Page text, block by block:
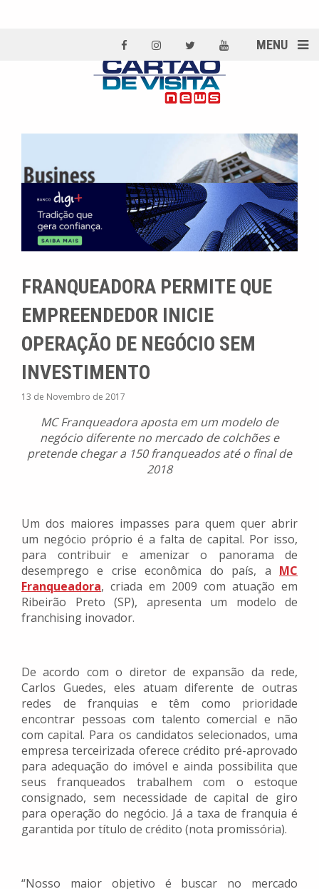
MENU
FRANQUEADORA PERMITE QUE
EMPREENDEDOR INICIE
OPERAÇÃO DE NEGÓCIO SEM
INVESTIMENTO
13 de Novembro de 2017
MC Franqueadora aposta em um modelo de
negócio diferente no mercado de colchões e
pretende chegar a 150 franqueados até o final de
2018
Um dos maiores impasses para quem quer abrir
um negócio próprio é a falta de capital. Por isso,
para contribuir e amenizar o panorama de
desemprego e crise econômica do país, a MC
Franqueadora, criada em 2009 com atuação em
Ribeirão Preto (SP), apresenta um modelo de
franchising inovador.
De acordo com o diretor de expansão da rede,
Carlos Guedes, eles atuam diferente de outras
redes de franquias e têm como prioridade
encontrar pessoas com talento comercial e não
com capital. Para os candidatos selecionados, uma
empresa terceirizada oferece crédito pré-aprovado
para adequação do imóvel e ainda possibilita que
seus franqueados trabalhem com o estoque
consignado, sem necessidade de capital de giro
para operação do negócio. Já a taxa de franquia é
garantida por título de crédito (nota promissória).
“Nosso maior objetivo é buscar no mercado